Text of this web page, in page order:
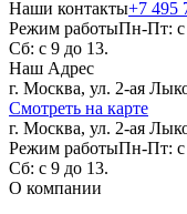
Наши контакты+7 495
Режим работыПн-Пт: с
Сб: с 9 до 13.
Наш Адрес
г. Москва, ул. 2-ая
Смотреть на карте
г. Москва, ул. 2-ая
Режим работыПн-Пт: с
Сб: с 9 до 13.
О компании